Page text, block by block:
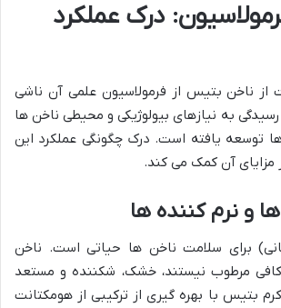
درک عملکرد
از ناخن بتیس از فرمولاسیون علمی آن ناشی
به نیازهای بیولوژیکی و محیطی ناخن ها
توسعه یافته است. درک چگونگی عملکرد این
مزایای آن کمک می کند.
و نرم کننده ها
برای سلامت ناخن ها حیاتی است. ناخن
کافی مرطوب نیستند، خشک، شکننده و مستعد
بتیس با بهره گیری از ترکیبی از هومکتانت